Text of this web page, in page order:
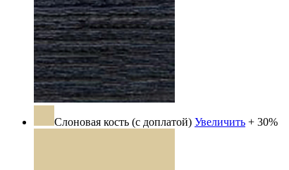
Слоновая кость (с доплатой) Увеличить + 30%